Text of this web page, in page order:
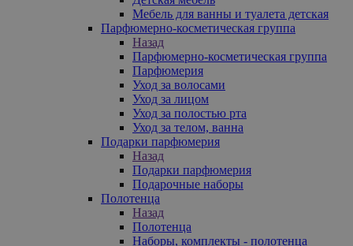
Мебель для ванны и туалета детская
Парфюмерно-косметическая группа
Назад
Парфюмерно-косметическая группа
Парфюмерия
Уход за волосами
Уход за лицом
Уход за полостью рта
Уход за телом, ванна
Подарки парфюмерия
Назад
Подарки парфюмерия
Подарочные наборы
Полотенца
Назад
Полотенца
Наборы, комплекты - полотенца